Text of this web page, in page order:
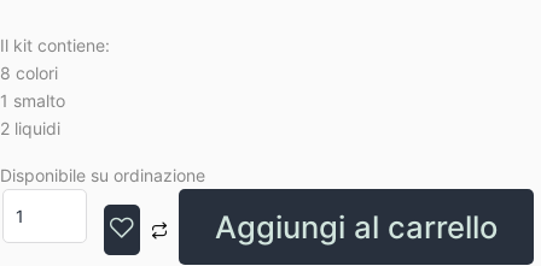
Il kit contiene:
8 colori
1 smalto
2 liquidi
Disponibile su ordinazione
Aggiungi al carrello